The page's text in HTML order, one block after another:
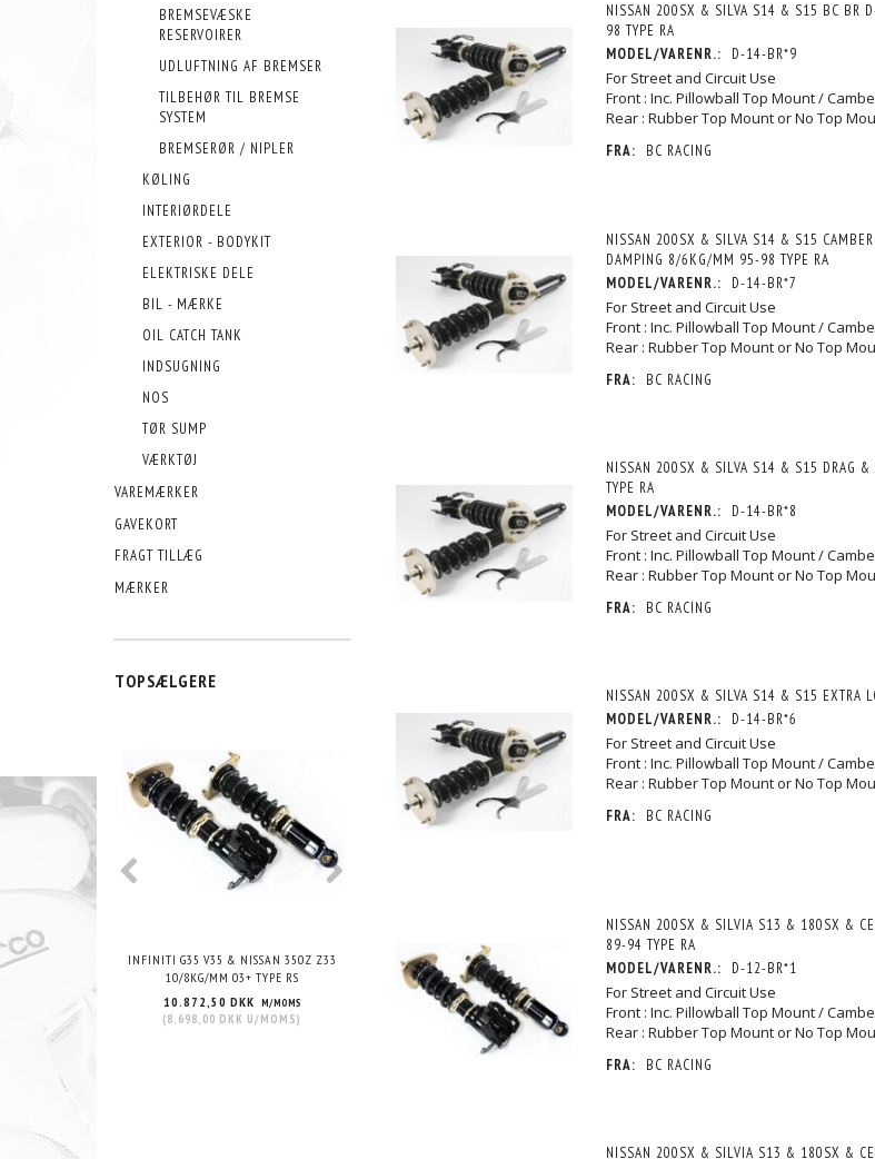
BREMSEVÆSKE
RESERVOIRER
UDLUFTNING AF BREMSER
TILBEHØR TIL BREMSE
SYSTEM
BREMSERØR / NIPLER
KØLING
INTERIØRDELE
EXTERIOR - BODYKIT
ELEKTRISKE DELE
BIL - MÆRKE
OIL CATCH TANK
INDSUGNING
NOS
TØR SUMP
VÆRKTØJ
VAREMÆRKER
GAVEKORT
FRAGT TILLÆG
MÆRKER
TOPSÆLGERE
INFINITI G35 V35 & NISSAN 350Z Z33
10/8KG/MM 03+ TYPE RS
10.872,50 DKK M/MOMS
(8.698,00 DKK U/MOMS)
INFINITI G35 V35 & NISSAN 350Z Z33
12/12KG/MM 03+ TYPE RS
10.872,50 DKKM/MOMS
8.698,00 DKKU/MOMS)
INFINITI G35 V35 & NISSAN 350Z Z33
12/10KG/MM 03+ TYPE RS
10.872,50 DKKM/MOMS
(8.698,00 DKKU/MOMS ) (
NISSAN 200SX & SILVA S14 & S15 BC BR
98 TYPE RA
MODEL/VARENR.:
D-14-BR*9
For Street and Circuit Use
Front : Inc. Pillowball Top Mount /
Rear : Rubber Top Mount or No Top
FRA: BC RACING
NISSAN 200SX & SILVA S14 & S15
DAMPING 8/6KG/MM 95-98 TYPE RA
MODEL/VARENR.:
D-14-BR*7
For Street and Circuit Use
Front : Inc. Pillowball Top Mount /
Rear : Rubber Top Mount or No Top
FRA: BC RACING
NISSAN 200SX & SILVA S14 & S15 DRAG
TYPE RA
MODEL/VARENR.:
D-14-BR*8
For Street and Circuit Use
Front : Inc. Pillowball Top Mount /
Rear : Rubber Top Mount or No Top
FRA: BC RACING
NISSAN 200SX & SILVA S14 & S15 EXTRA
MODEL/VARENR.:
D-14-BR*6
For Street and Circuit Use
Front : Inc. Pillowball Top Mount /
Rear : Rubber Top Mount or No Top
FRA: BC RACING
NISSAN 200SX & SILVIA S13 & 180SX &
89-94 TYPE RA
MODEL/VARENR.:
D-12-BR*1
For Street and Circuit Use
Front : Inc. Pillowball Top Mount /
Rear : Rubber Top Mount or No Top
FRA: BC RACING
NISSAN 200SX & SILVIA S13 & 180SX &